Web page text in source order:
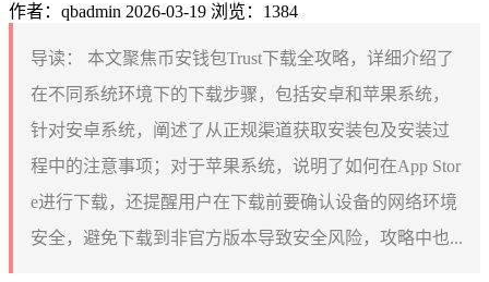
作者：qbadmin 2026-03-19 浏览：1384
导读：
本文聚焦币安钱包Trust下载全攻略，详细介绍了
在不同系统环境下的下载步骤，包括安卓和苹果系统，
针对安卓系统，阐述了从正规渠道获取安装包及安装过
程中的注意事项；对于苹果系统，说明了如何在App Stor
e进行下载，还提醒用户在下载前要确认设备的网络环境
安全，避免下载到非官方版本导致安全风险，攻略中也...